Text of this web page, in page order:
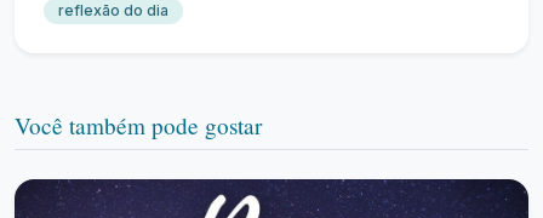
reflexão do dia
Você também pode gostar